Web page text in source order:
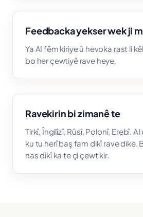
Feedbacka yekser wek ji
Ya AI fêm kiriye û hevoka rast li
bo her çewtiyê rave heye.
Ravekirin bi zimanê te
Tirkî, Îngilîzî, Rûsî, Polonî, Erebî.
ku tu herî baş fam dikî rave dike.
nas dikî ka te çi çewt kir.